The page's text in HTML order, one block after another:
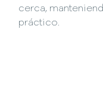
cerca,
práctico.